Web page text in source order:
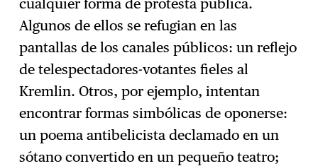
cualquier forma de protesta pública.
Algunos de ellos se refugian en las
pantallas de los canales públicos: un reflejo
de telespectadores-votantes fieles al
Kremlin. Otros, por ejemplo, intentan
encontrar formas simbólicas de oponerse:
un poema antibelicista declamado en un
sótano convertido en un pequeño teatro;